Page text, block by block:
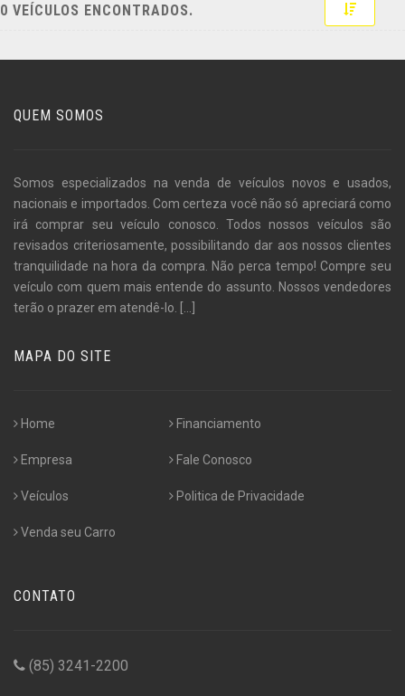
0 VEÍCULOS ENCONTRADOS. Toggle
QUEM SOMOS
Somos especializados na venda de veículos novos e usados,
nacionais e importados. Com certeza você não só apreciará como
irá comprar seu veículo conosco. Todos nossos veículos são
revisados criteriosamente, possibilitando dar aos nossos clientes
tranquilidade na hora da compra. Não perca tempo! Compre seu
veículo com quem mais entende do assunto. Nossos vendedores
terão o prazer em atendê-lo.
MAPA DO SITE
Home
Empresa
Veículos
Venda seu Carro
Financiamento
Fale Conosco
Politica de Privacidade
CONTATO
(85) 3241-2200